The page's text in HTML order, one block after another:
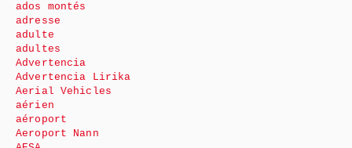
ados montés
adresse
adulte
adultes
Advertencia
Advertencia Lirika
Aerial Vehicles
aérien
aéroport
Aeroport Nann